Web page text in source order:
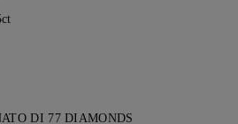
DI 77 DIAMONDS